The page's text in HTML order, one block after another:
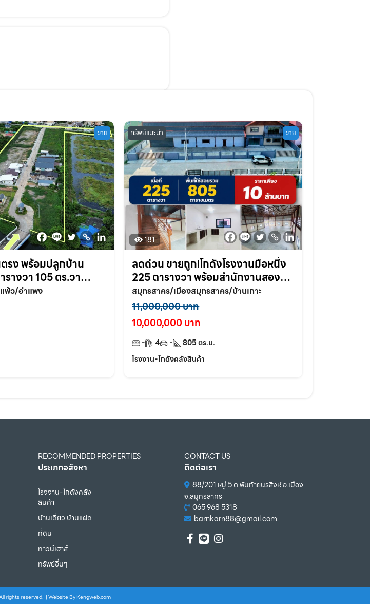
ขาย
รง พร้อมปลูกบ้าน
างวา 105 ตร.วา
land อำแพง สวนส้ม
พ้ว/อำแพง
ทรัพย์แนะนำ ขาย
181
ลดด่วน ขายถูก!โกดังโรงงานมือหนึ่ง
225 ตารางวา พร้อมสำนักงานสองชั้น
ต.บ้านเกาะ อ.เมือง จ.สมุทรสาคร
สมุทรสาคร/เมืองสมุทรสาคร/บ้านเกาะ
11,000,000 บาท
10,000,000 บาท
- 4 - 805ตร.ม.
โรงงาน-โกดังคลังสินค้า
RECOMMENDED PROPERTIES
ประเภทอสังหา
โรงงาน-โกดังคลัง
สินค้า
บ้านเดี่ยว บ้านแฝด
ที่ดิน
ทาวน์เฮาส์
ทรัพย์อื่นๆ
CONTACT US
ติดต่อเรา
88/201 หมู่ 5 ต.พันท้ายนรสิงห์ อ.เมือง
จ.สมุทรสาคร
065 968 5318
barnkarn88@gmail.com
rights reserved. || Website ByKengweb.com